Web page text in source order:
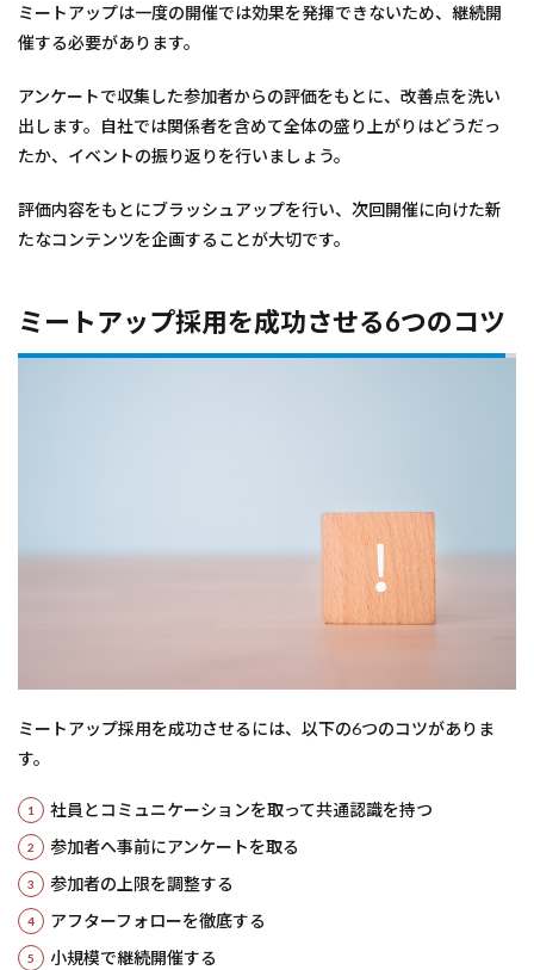
ミートアップは一度の開催では効果を発揮できないため、継続開
催する必要があります。
アンケートで収集した参加者からの評価をもとに、改善点を洗い
出します。自社では関係者を含めて全体の盛り上がりはどうだっ
たか、イベントの振り返りを行いましょう。
評価内容をもとにブラッシュアップを行い、次回開催に向けた新
たなコンテンツを企画することが大切です。
ミートアップ採用を成功させる6つのコツ
ミートアップ採用を成功させるには、以下の6つのコツがありま
す。
社員とコミュニケーションを取って共通認識を持つ
参加者へ事前にアンケートを取る
参加者の上限を調整する
アフターフォローを徹底する
小規模で継続開催する